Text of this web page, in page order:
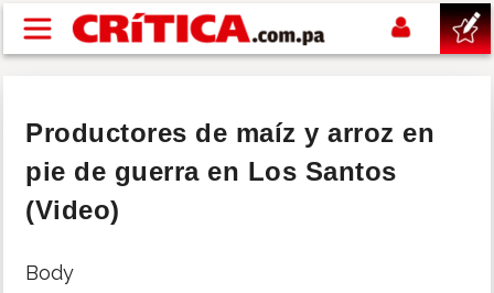
Pasar al contenido principal
NACIONAL
POLÍTICA
Productores de maíz y arroz en
pie de guerra en Los Santos
(Video)
Body